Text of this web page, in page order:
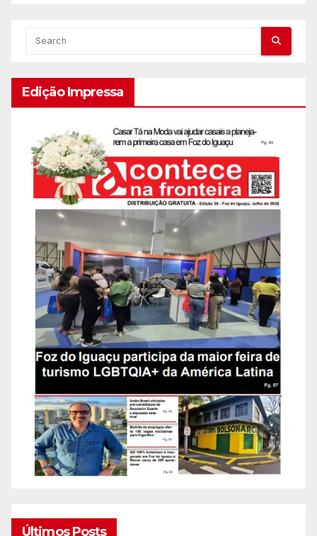
Edição Impressa
Últimos Posts